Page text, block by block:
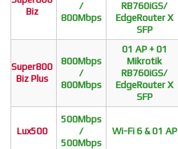
Biz
/
800Mbps
RB760iGS/
EdgeRouter X
SFP
Super800
Biz Plus
800Mbps
/
800Mbps
01 AP + 01
Mikrotik
RB760iGS/
EdgeRouter X
SFP
Lux500
500Mbps
/
500Mbps
Wi-Fi 6 & 01 AP